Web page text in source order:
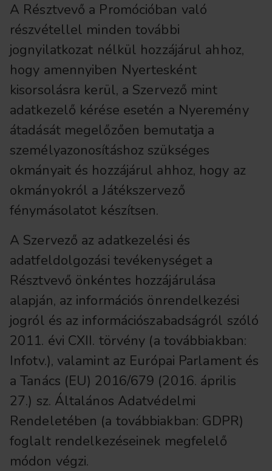
A Résztvevő a Promócióban való
részvétellel minden további
jognyilatkozat nélkül hozzájárul ahhoz,
hogy amennyiben Nyertesként
kisorsolásra kerül, a Szervező mint
adatkezelő kérése esetén a Nyeremény
átadását megelőzően bemutatja a
személyazonosításhoz szükséges
okmányait és hozzájárul ahhoz, hogy az
okmányokról a Játékszervező
fénymásolatot készítsen.
A Szervező az adatkezelési és
adatfeldolgozási tevékenységet a
Résztvevő önkéntes hozzájárulása
alapján, az információs önrendelkezési
jogról és az információszabadságról szóló
2011. évi CXII. törvény (a továbbiakban:
Infotv.), valamint az Európai Parlament és
a Tanács (EU) 2016/679 (2016. április
27.) sz. Általános Adatvédelmi
Rendeletében (a továbbiakban: GDPR)
foglalt rendelkezéseinek megfelelő
módon végzi.